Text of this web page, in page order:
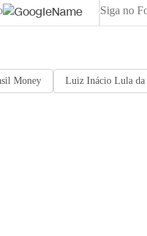
Siga no
Money Luiz Inácio Lula